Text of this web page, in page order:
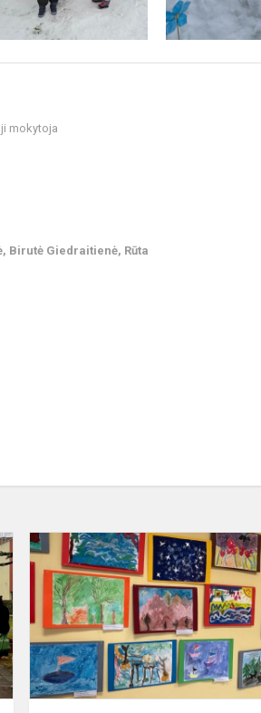
mokytoja
Birutė Giedraitienė, Rūta
Kalėdinis
eglutės
įžiebimas